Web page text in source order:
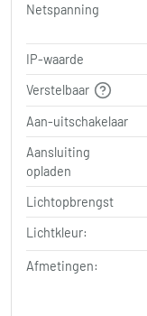
Netspanning
IP-waarde
Verstelbaar
Aan-uitschakelaar
Aansluiting
opladen
Lichtopbrengst
Lichtkleur:
Afmetingen: